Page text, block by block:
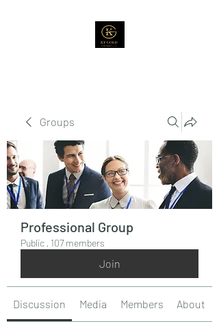
Groups
Professional Group
Public · 107 members
Join
Discussion Media Members About